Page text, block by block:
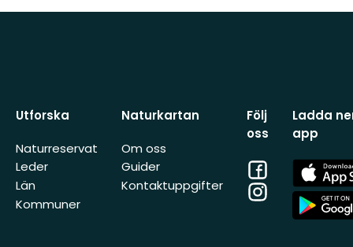
Utforska
Naturreservat
Leder
Län
Kommuner
Naturkartan
Om oss
Guider
Kontaktuppgifter
Följ
oss
Facebook
Instagram
Ladda
app
App
Store
App
Store